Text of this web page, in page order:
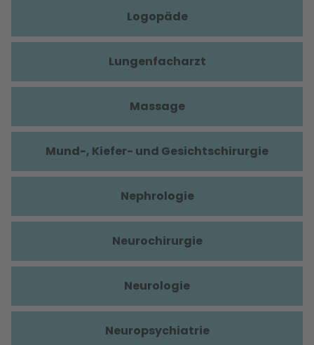
Logopäde
Lungenfacharzt
Massage
Mund-, Kiefer- und Gesichtschirurgie
Nephrologie
Neurochirurgie
Neurologie
Neuropsychiatrie